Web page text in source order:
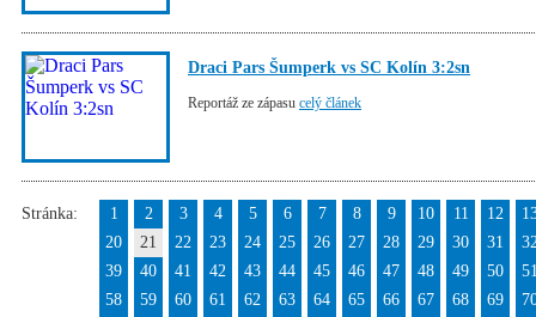
Draci Pars Šumperk vs SC Kolín 3:2sn
Reportáž ze zápasu celý článek
Stránka: 1 2 3 4 5 6 7 8 9 10 11 12
20
21 22 23 24 25 26 27 28 29 30 31
39
40 41 42 43 44 45 46 47 48 49 50
58
59 60 61 62 63 64 65 66 67 68 69